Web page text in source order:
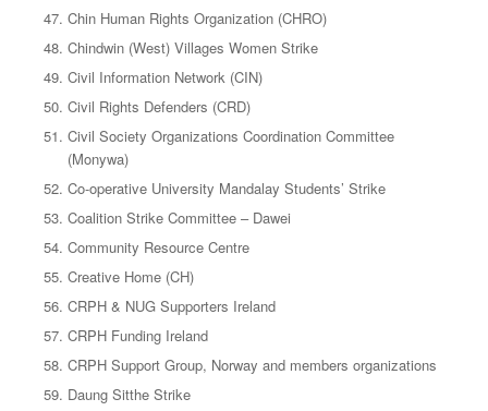
Chin Human Rights Organization (CHRO)
Chindwin (West) Villages Women Strike
Civil Information Network (CIN)
Civil Rights Defenders (CRD)
Civil Society Organizations Coordination Committee
(Monywa)
Co-operative University Mandalay Students’ Strike
Coalition Strike Committee – Dawei
Community Resource Centre
Creative Home (CH)
CRPH & NUG Supporters Ireland
CRPH Funding Ireland
CRPH Support Group, Norway and members organizations
Daung Sitthe Strike